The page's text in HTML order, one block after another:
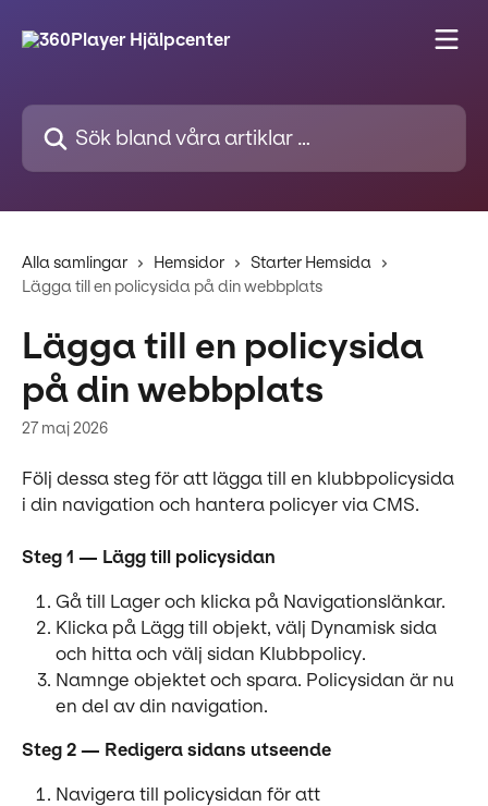
Sök bland våra artiklar …
Alla samlingar Hemsidor
Starter Hemsida
Lägga till en policysida på din webbplats
Lägga till en policysida
på din webbplats
27 maj 2026
Följ dessa steg för att lägga till en klubbpolicysida
i din navigation och hantera policyer via CMS.
Steg 1 — Lägg till policysidan
Gå till Lager och klicka på Navigationslänkar.
Klicka på Lägg till objekt, välj Dynamisk sida
och hitta och välj sidan Klubbpolicy.
Namnge objektet och spara. Policysidan är nu
en del av din navigation.
Steg 2 — Redigera sidans utseende
Navigera till policysidan för att